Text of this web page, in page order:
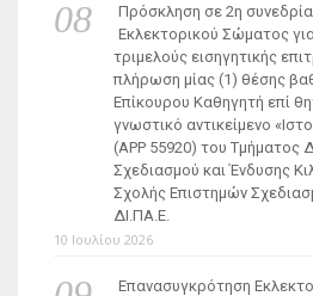
Πρόσκληση σε 2η
Εκλεκτορικού Σώματος
τριμελούς εισηγητικής
πλήρωση μίας (1) θέσης
Επίκουρου Καθηγητή επί
γνωστικό αντικείμενο
(ΑΡΡ 55920) του Τμήματος
Σχεδιασμού και Ένδυσης
Σχολής Επιστημών
ΔΙ.ΠΑ.Ε.
10 Ιουλίου 2026
Επανασυγκρότηση